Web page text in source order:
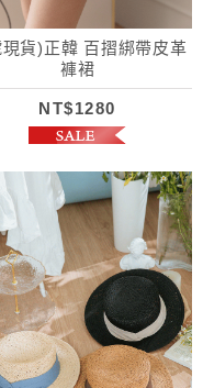
貨)正韓 百摺綁帶皮革
褲裙
NT$1280